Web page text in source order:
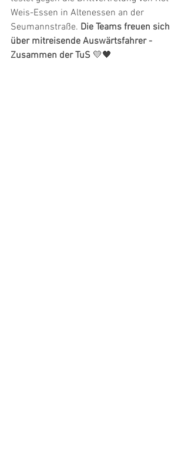
Weis-Essen in Altenessen an der
Seumannstraße. Die Teams freuen sich
über mitreisende Auswärtsfahrer -
Zusammen der TuS 💛🖤